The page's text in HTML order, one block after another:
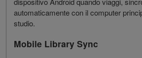
automaticamente con il computer
studio.
Mobile Library Sync